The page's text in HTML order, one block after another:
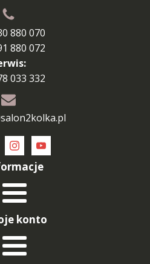
880 070
880 072
033 332
konto